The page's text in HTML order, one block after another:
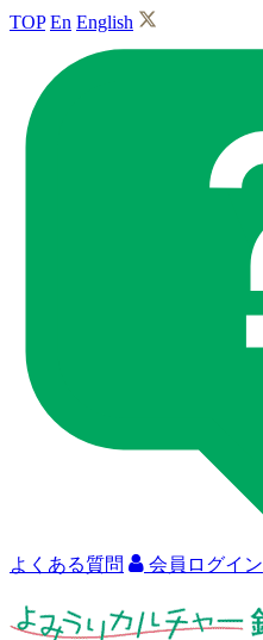
TOP En English
よくある質問 会員ログイン